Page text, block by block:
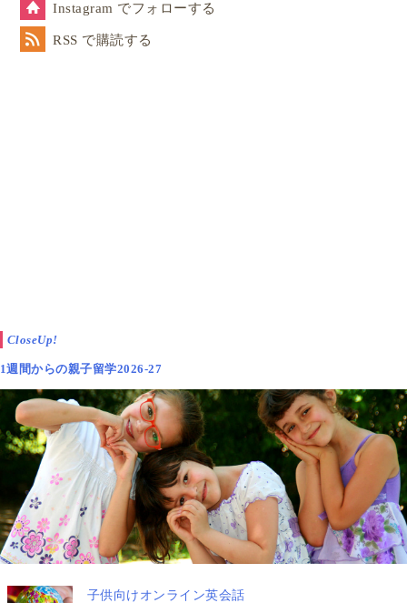
Instagram でフォローする
RSS で購読する
CloseUp!
1週間からの親子留学2026-27
子供向けオンライン英会話